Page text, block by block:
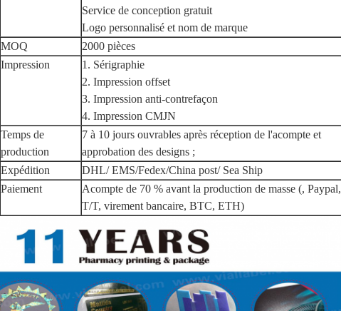
Service de conception gratuit
Logo personnalisé et nom de marque
MOQ
2000 pièces
Impression
1. Sérigraphie
2. Impression offset
3. Impression anti-contrefaçon
4. Impression CMJN
Temps de
production
7 à 10 jours ouvrables après réception de l'acompte et
approbation des designs ;
Expédition
DHL/ EMS/Fedex/China post/ Sea Ship
Paiement
Acompte de 70 % avant la production de masse (, Paypal,
T/T, virement bancaire, BTC, ETH)